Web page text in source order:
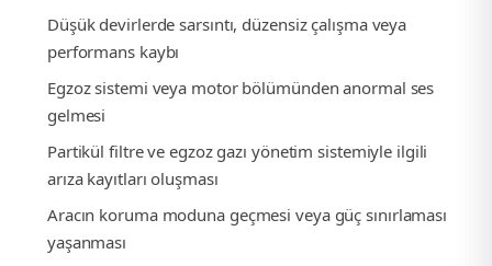
Düşük devirlerde sarsıntı, düzensiz çalışma veya
performans kaybı
Egzoz sistemi veya motor bölümünden anormal ses
gelmesi
Partikül filtre ve egzoz gazı yönetim sistemiyle ilgili
arıza kayıtları oluşması
Aracın koruma moduna geçmesi veya güç sınırlaması
yaşanması